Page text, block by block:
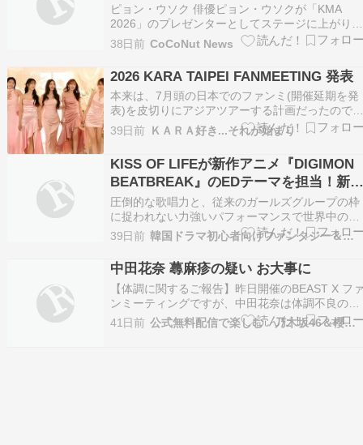
ピョン・ウソク 俳優ピョン・ウソクが「KMA
2026」のプレゼンターとしてステージに上がりま
す。次回作の撮影やアジアファンミーティングツ
アーの準備で多忙なスケジュールの中、出席を確
38日前 CoCoNut News
2026 KARA TAIPEI FANMEETING 発表
本来は、7月頭の日本でのファンミ(開催延期を発
表)を皮切りにアジアツアーする計画だったので
ょうか？ 8/8 香港でのファンミの発表に続いて～
6月26日 今度は台湾でKARAのファンミが開催と
の告知あり UJIN Entertainment ↑↑こちらのXのア
カウントの告知を…
39日前 ＫＡＲＡ好き...それが始まり
KISS OF LIFEが新作アニメ『DIGIMON
BEATBREAK』のEDテーマを担当！新
「BREAK IT」を7月4日に配信リリース
圧倒的な歌唱力と、従来のガールズグループの枠
に捉われない力強いパフォーマンスで世界中のフ
ァンを熱狂させている「KISS OF LIFE（キスオ
ライフ）」。彼女たちが、日本の国民的IPの完全
新作アニメとタッグを組むという、非常にエキサ
イティングなニュースが発表されました。 フジ
テ…
39日前 韓国ドラマ初心者向けファンタジー＆情報館
中田花奈 蕁麻疹の疑い お大事に
【体調に関するご報告】昨日開催のBEAST X フ
ンミーティングですが、中田花奈は体調不良のた
め第二部の途中にて退席させていただきました。
退席後、病院にてアレルギーによる蕁麻疹の疑い
41日前 公式無料配信で楽しむ 乃木坂46＆櫻坂46＆日向坂46（笑）